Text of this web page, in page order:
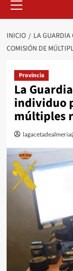
primario
INICIO
LA GUARDIA
COMISIÓN DE
Provincia
La
individuo
múltiples